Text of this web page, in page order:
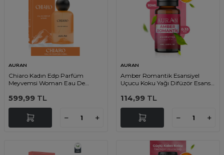
AURAN
Chiaro Kadın Edp Parfüm
Meyvemsi Woman Eau De
599,99 TL
AURAN
Amber Romantik Esansiyel
Uçucu Koku Yağı Difüzör Esansı
Yağı 10ml
114,99 TL